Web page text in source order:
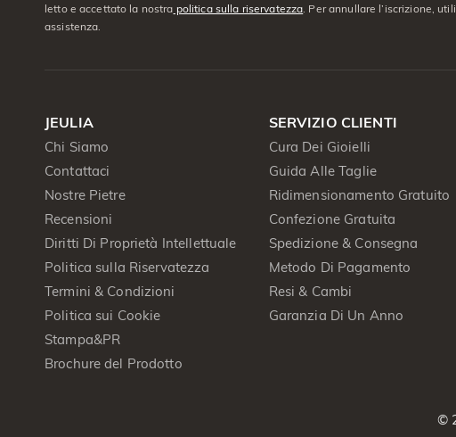
letto e accettato la nostra politica sulla riservatezza . Per annullare l’iscrizione,
assistenza.
JEULIA
Chi Siamo
Contattaci
Nostre Pietre
Recensioni
Diritti Di Proprietà Intellettuale
Politica sulla Riservatezza
Termini & Condizioni
Politica sui Cookie
Stampa&PR
Brochure del Prodotto
SERVIZIO CLIENTI
Cura Dei Gioielli
Guida Alle Taglie
Ridimensionamento Gratuito
Confezione Gratuita
Spedizione & Consegna
Metodo Di Pagamento
Resi & Cambi
Garanzia Di Un Anno
©